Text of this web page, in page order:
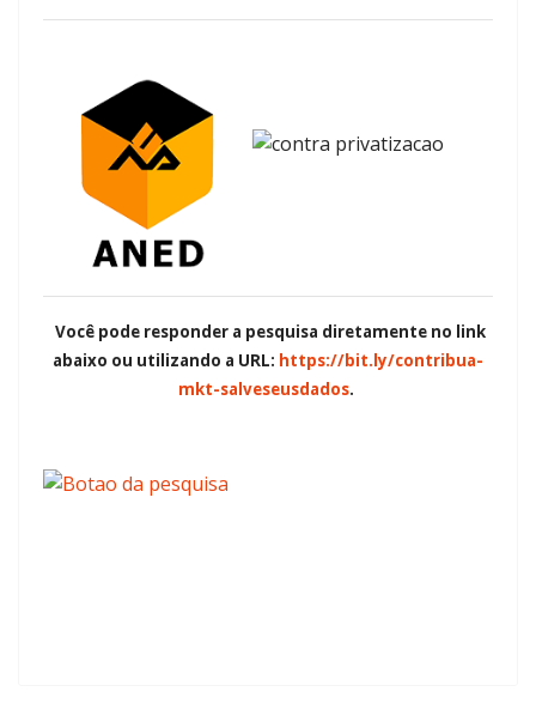
Você pode responder a pesquisa diretamente no link
abaixo ou utilizando a URL: https://bit.ly/contribua-
mkt-salveseusdados.